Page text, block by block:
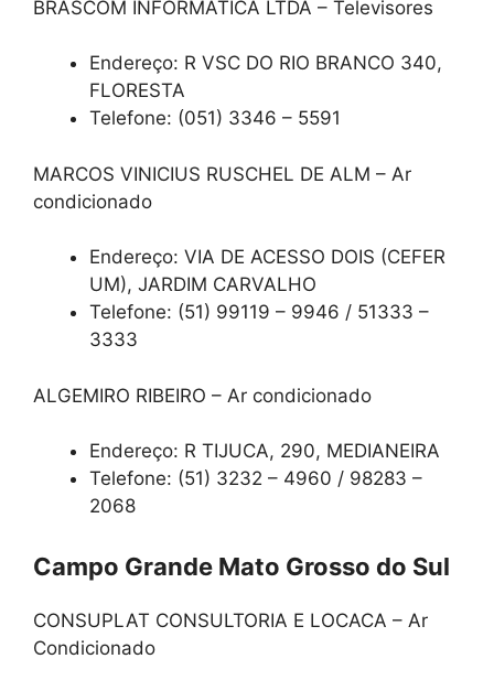
BRASCOM INFORMATICA LTDA – Televisores
Endereço: R VSC DO RIO BRANCO 340,
FLORESTA
Telefone: (051) 3346 – 5591
MARCOS VINICIUS RUSCHEL DE ALM – Ar
condicionado
Endereço: VIA DE ACESSO DOIS (CEFER
UM), JARDIM CARVALHO
Telefone: (51) 99119 – 9946 / 51333 –
3333
ALGEMIRO RIBEIRO – Ar condicionado
Endereço: R TIJUCA, 290, MEDIANEIRA
Telefone: (51) 3232 – 4960 / 98283 –
2068
Campo Grande Mato Grosso do Sul
CONSUPLAT CONSULTORIA E LOCACA – Ar
Condicionado